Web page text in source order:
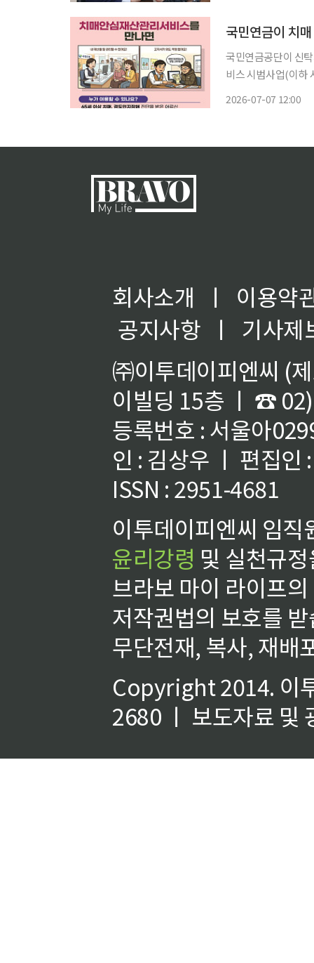
국민연금이 치
국민연금공단이 신
비스 시범사업(이하 시범사업)’의
2026-07-07 12:00
회사소개 ㅣ
이용약
공지사항
ㅣ
기사제
㈜이투데이피엔씨 (
이빌딩 15층 ㅣ ☎
등록번호 : 서울아
인 : 김상우 ㅣ 편집인
ISSN : 2951-4681
이투데이피엔씨 임
윤리강령 및 실천규
브라보 마이 라이프
저작권법의 보호를
무단전재, 복사, 재배
Copyright 2014. 이
2680 ㅣ 보도자료